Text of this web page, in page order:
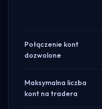
Połączenie kont
dozwolone
Maksymalna liczba
kont na tradera